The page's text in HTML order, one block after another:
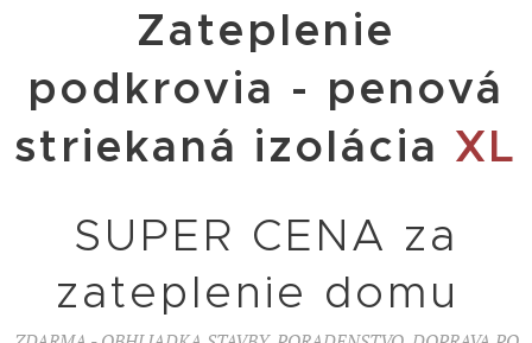
Zateplenie
podkrovia - penová
striekaná izolácia XL
SUPER CENA za
zateplenie domu